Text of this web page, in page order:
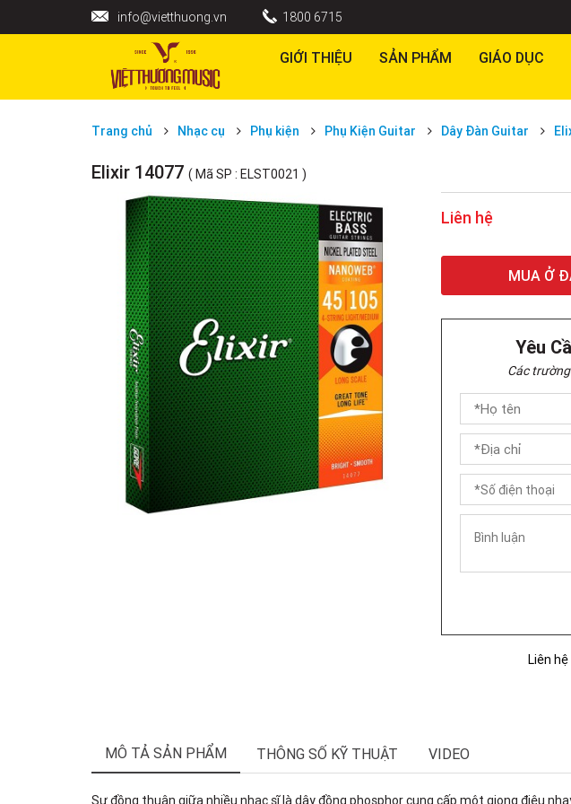
info@vietthuong.vn 1800 6715
GIỚI THIỆU SẢN PHẨM GIÁO DỤC
Trang chủ Nhạc cụ Phụ kiện Phụ Kiện Guitar Dây Đàn Guitar
Elixir 14077 ( Mã SP : ELST0021 )
Liên hệ
MUA Ở
Yêu
Các
Liên hệ
MÔ TẢ SẢN PHẨM THÔNG SỐ KỸ THUẬT VIDEO
Sự đồng thuận giữa nhiều nhạc sĩ là dây đồng phosphor cung cấp một giọng điệu